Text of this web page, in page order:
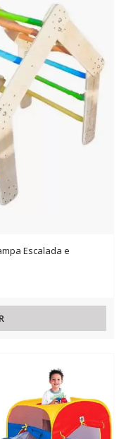
Escalada e